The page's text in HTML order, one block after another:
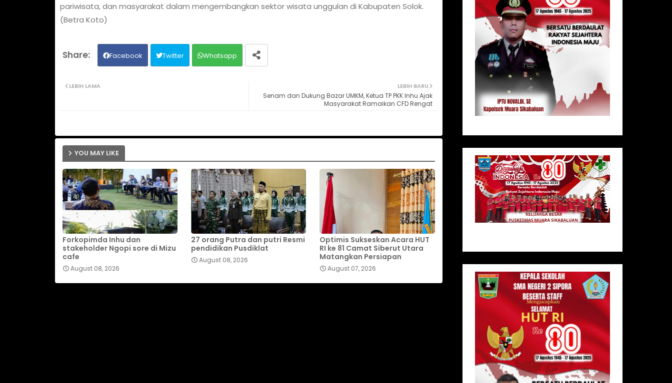
pariwisata, dan masyarakat dalam mengembangkan sektor wisata unggulan di Kabupaten Solok.
(Betra Koto)
Facebook Twitter Whatsapp
LEBIH BARU
Senam dan Dukung Bazar UMKM, Ketua TP PKK Inhu Ajak
Masyarakat Ramaikan CFD Rengat
LEBIH LAMA
YOU MAY LIKE
Forkopimda Inhu dan
stakeholder Ngopi sore di Mizu
cafe
August 08, 2026
27 orang Putra dan putri Resmi
pendidikan Pusdiklat
August 08, 2026
Optimis Sukseskan Acara HUT
RI ke 81 Camat Siberut Utara
Matangkan Persiapan
August 07, 2026